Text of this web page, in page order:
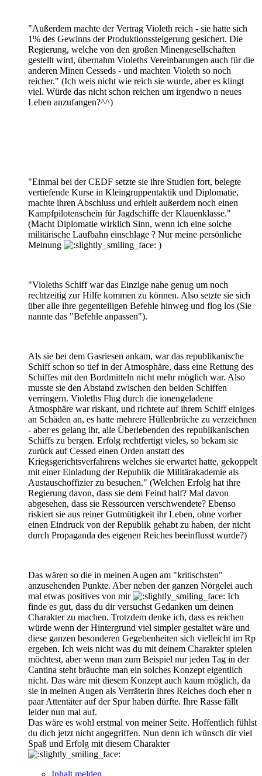
"Außerdem machte der Vertrag Violeth reich - sie hatte sich
1% des Gewinns der Produktionssteigerung gesichert. Die
Regierung, welche von den großen Minengesellschaften
gestellt wird, übernahm Violeths Vereinbarungen auch für die
anderen Minen Cesseds - und machten Violeth so noch
reicher." (Ich weis nicht wie reich sie wurde, aber es klingt
viel. Würde das nicht schon reichen um irgendwo n neues
Leben anzufangen?^^)
"Einmal bei der CEDF setzte sie ihre Studien fort, belegte
vertiefende Kurse in Kleingruppentaktik und Diplomatie,
machte ihren Abschluss und erhielt außerdem noch einen
Kampfpilotenschein für Jagdschiffe der Klauenklasse."
(Macht Diplomatie wirklich Sinn, wenn ich eine solche
militärische Laufbahn einschlage ? Nur meine persönliche
Meinung
)
"Violeths Schiff war das Einzige nahe genug um noch
rechtzeitig zur Hilfe kommen zu können. Also setzte sie sich
über alle ihre gegenteiligen Befehle hinweg und flog los (Sie
nannte das "Befehle anpassen").
Als sie bei dem Gasriesen ankam, war das republikanische
Schiff schon so tief in der Atmosphäre, dass eine Rettung des
Schiffes mit den Bordmitteln nicht mehr möglich war. Also
musste sie den Abstand zwischen den beiden Schiffen
verringern. Violeths Flug durch die ionengeladene
Atmosphäre war riskant, und richtete auf ihrem Schiff einiges
an Schäden an, es hatte mehrere Hüllenbrüche zu verzeichnen
- aber es gelang ihr, alle Überlebenden des republikanischen
Schiffs zu bergen. Erfolg rechtfertigt vieles, so bekam sie
zurück auf Cessed einen Orden anstatt des
Kriegsgerichtsverfahrens welches sie erwartet hatte, gekoppelt
mit einer Einladung der Republik die Militärakademie als
Austauschoffizier zu besuchen." (Welchen Erfolg hat ihre
Regierung davon, dass sie dem Feind half? Mal davon
abgesehen, dass sie Ressourcen verschwendete? Ebenso
riskiert sie aus reiner Gutmütigkeit ihr Leben, ohne vorher
einen Eindruck von der Republik gehabt zu haben, der nicht
durch Propaganda des eigenen Reiches beeinflusst wurde?)
Das wären so die in meinen Augen am "kritischsten"
anzusehenden Punkte. Aber neben der ganzen Nörgelei auch
mal etwas positives von mir
Ich
finde es gut, dass du dir versuchst Gedanken um deinen
Charakter zu machen. Trotzdem denke ich, dass es reichen
würde wenn der Hintergrund viel simpler gestaltet wäre und
diese ganzen besonderen Gegebenheiten sich vielleicht im Rp
ergeben. Ich weis nicht was du mit deinem Charakter spielen
möchtest, aber wenn man zum Beispiel nur jeden Tag in der
Cantina steht bräuchte man ein solches Konzept eigentlich
nicht. Das wäre mit diesem Konzept auch kaum möglich, da
sie in meinen Augen als Verräterin ihres Reiches doch eher n
paar Attentäter auf der Spur haben dürfte. Ihre Rasse fällt
leider nun mal auf.
Das wäre es wohl erstmal von meiner Seite. Hoffentlich fühlst
du dich jetzt nicht angegriffen. Nun denn ich wünsch dir viel
Spaß und Erfolg mit diesem Charakter
Inhalt melden